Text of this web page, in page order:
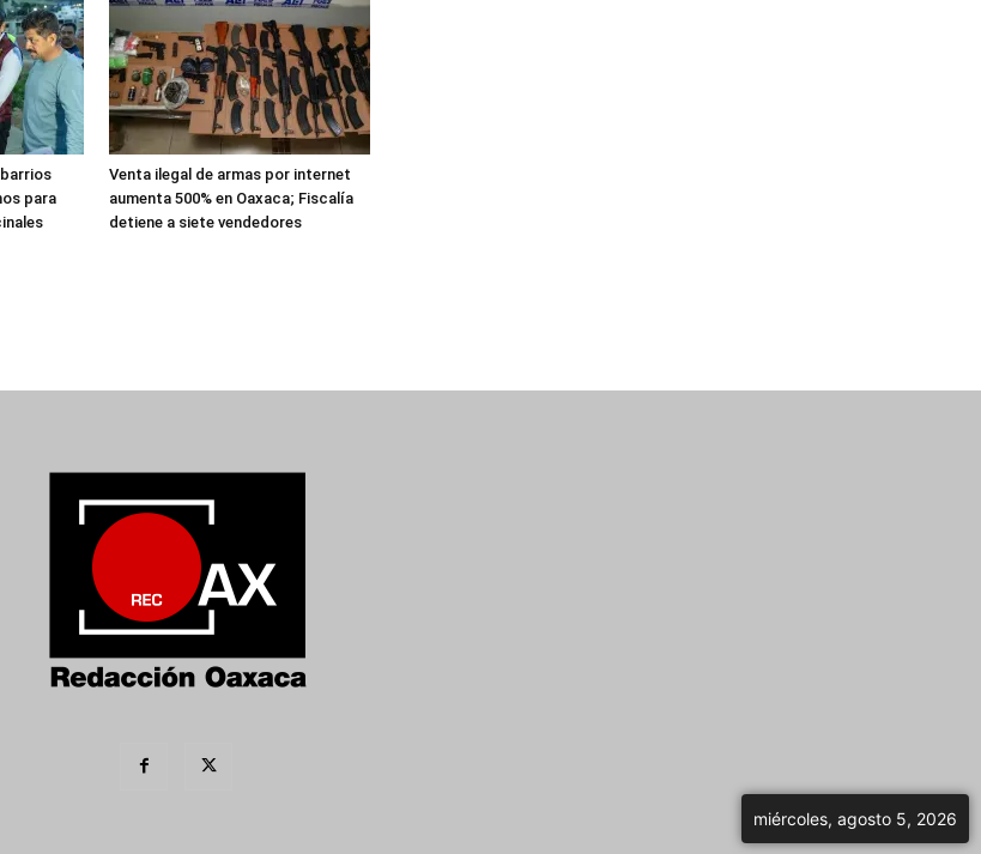
para
Venta ilegal de armas por internet
aumenta 500% en Oaxaca; Fiscalía
detiene a siete vendedores
miércoles, agosto 5, 2026